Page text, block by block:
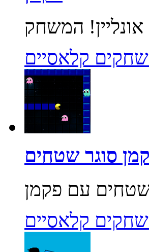
קלאסיים
סוגר שטחים
קלאסיים